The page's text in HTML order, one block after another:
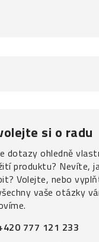
si o radu
dotazy ohledně
produktu? Nevíte,
Volejte, nebo
vaše otázky
777 121 233